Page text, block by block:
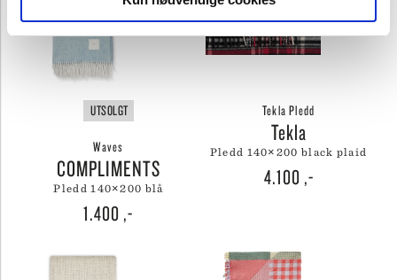
UTSOLGT
Waves
COMPLIMENTS
pledd 140×200 blå
1.400 ,-
Tekla Pledd
Tekla
pledd 140×200 black plaid
4.100 ,-